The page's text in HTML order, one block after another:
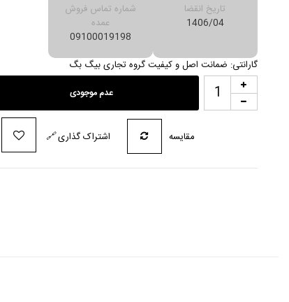
تاریخ انقضا
1406/04
شماره تماس فروش
عمده
09100019198
گارانتی: ضمانت اصل و کیفیت گروه تجاری بیگ بگ
عدم موجودی
🔗اشتراک گذاری مقایسه